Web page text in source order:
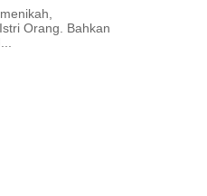
Orang. Bahkan